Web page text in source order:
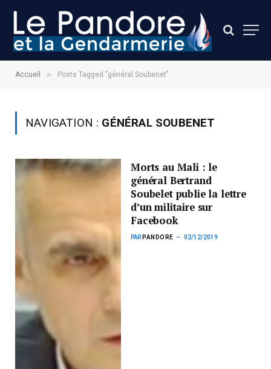
Accueil » Posts Tagged "général Soubenet"
NAVIGATION : GÉNÉRAL SOUBENET
Morts au Mali : le
général Bertrand
Soubelet publie la lettre
d’un militaire sur
Facebook
PAR PANDORE 02/12/2019